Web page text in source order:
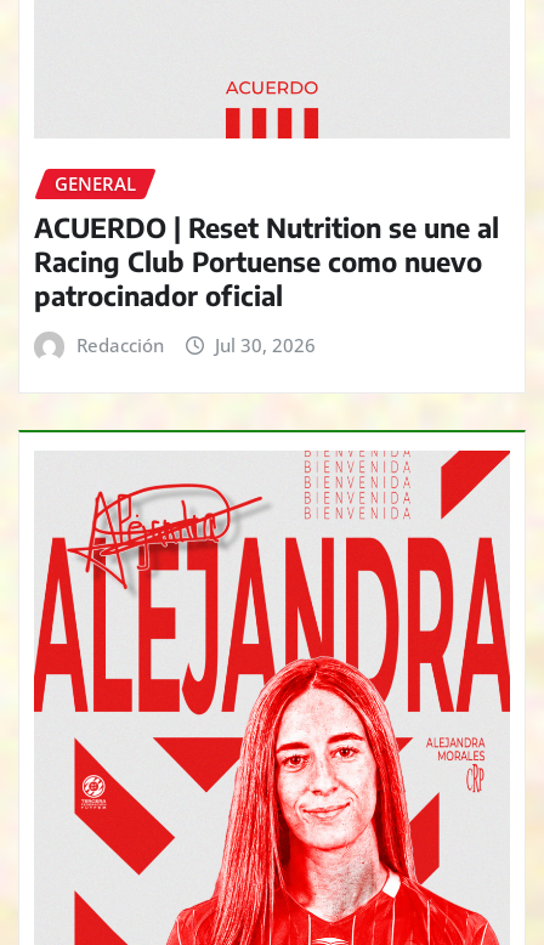
GENERAL
ACUERDO | Reset Nutrition se une al
Racing Club Portuense como nuevo
patrocinador oficial
Redacción Jul 30, 2026